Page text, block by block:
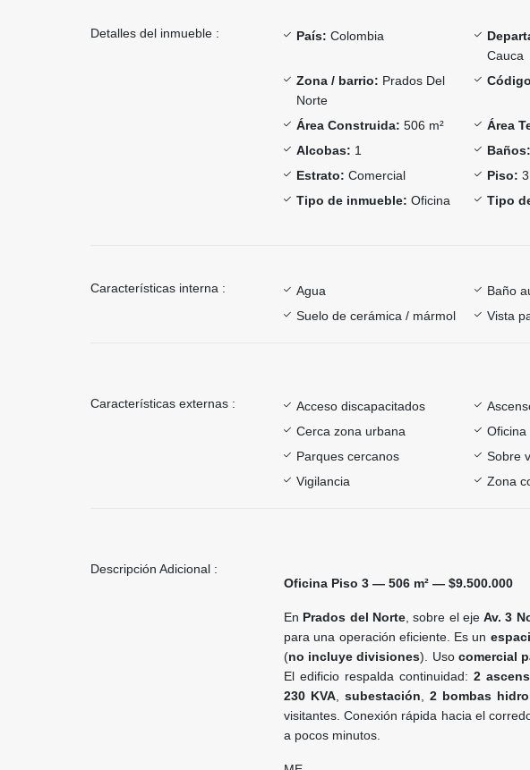
Detalles del inmueble : País: Colombia
Cauca
Zona / barrio: Prados Del
Norte
Área Construida: 506 m² Área
Alcobas: 1 Baños:
Estrato: Comercial Piso: 3
Tipo de inmueble: Oficina Tipo
Características interna : Agua Baño
Suelo de cerámica / mármol
Vista
Características externas : Acceso discapacitados
Cerca zona urbana
Oficina
Parques cercanos
Sobre
Vigilancia
Zona
Descripción Adicional :
Oficina Piso 3 — 506 m² — $9.500.000
En Prados del Norte, sobre el ejeAv. 3
para una operación eficiente. Es un
(no incluye divisiones). Uso comercial
El edificio respalda continuidad: 2
230 KVA ,subestación ,2 bombas
visitantes. Conexión rápida hacia el
a pocos minutos.